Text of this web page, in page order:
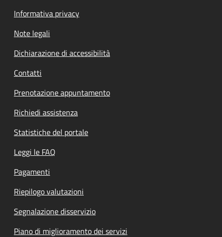
Informativa privacy
Note legali
Dichiarazione di accessibilità
Contatti
Prenotazione appuntamento
Richiedi assistenza
Statistiche del portale
Leggi le FAQ
Pagamenti
Riepilogo valutazioni
Segnalazione disservizio
Piano di miglioramento dei servizi